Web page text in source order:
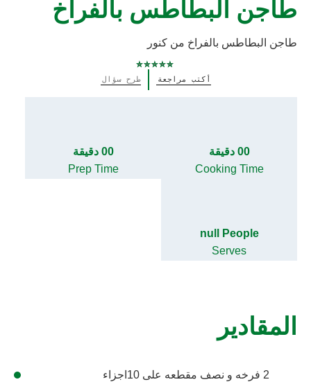
طاجن البطاطس بالفراخ
طاجن البطاطس بالفراخ من كنور
يتم
أكتب مراجعة طرح سؤال
00 دقيقة
Cooking Time
00 دقيقة
Prep Time
null People
Serves
المقادير
2 فرخه و نصف مقطعه على 10اجزاء